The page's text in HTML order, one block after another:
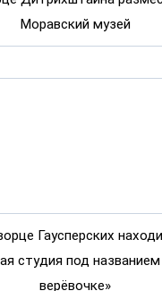
Моравский музей
Гаусперских
студия под названием
верёвочке»